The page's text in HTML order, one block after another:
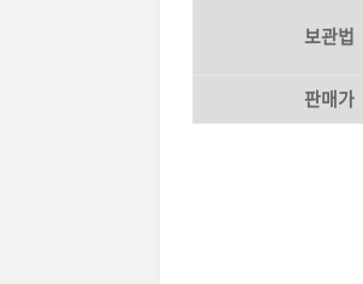
보관법
판매가